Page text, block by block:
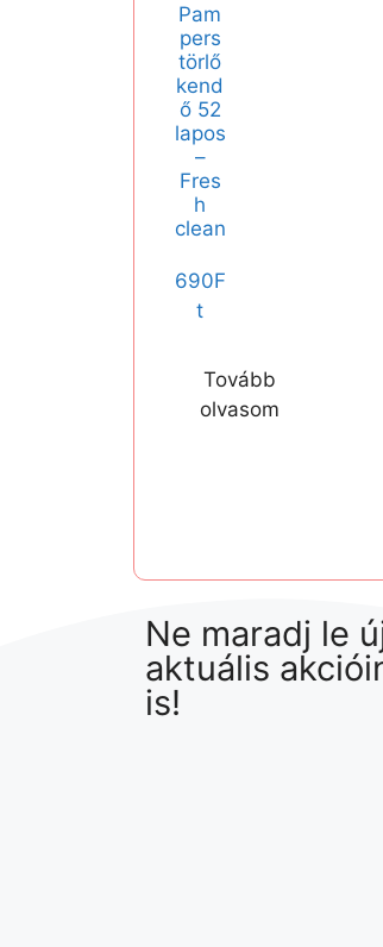
Pam
pers
törlő
kend
ő 52
lapos
–
Fres
h
clean
690F
t
Tovább
olvasom
Ne maradj le
aktuális
is!